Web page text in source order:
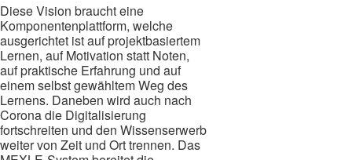
Diese Vision braucht eine
Komponentenplattform, welche
ausgerichtet ist auf projektbasiertem
Lernen, auf Motivation statt Noten,
auf praktische Erfahrung und auf
einem selbst gewähltem Weg des
Lernens. Daneben wird auch nach
Corona die Digitalisierung
fortschreiten und den Wissenserwerb
weiter von Zeit und Ort trennen. Das